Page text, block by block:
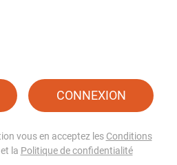
CONNEXION
vous en acceptez les Conditions
la Politique de confidentialité